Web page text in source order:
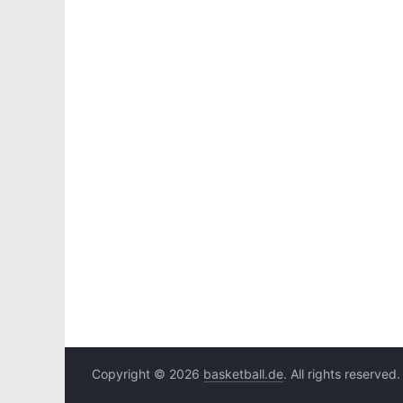
Copyright © 2026 basketball.de. All rights reserved.